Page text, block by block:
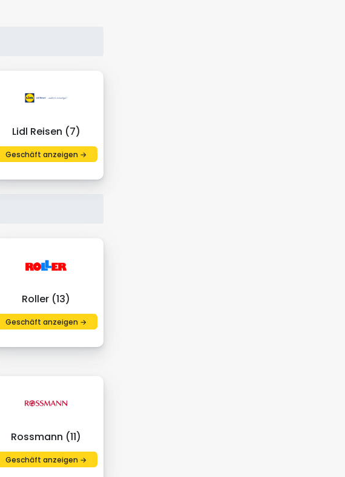
Lidl Reisen (7)
Geschäft anzeigen →
Roller (13)
Geschäft anzeigen →
Rossmann (11)
Geschäft anzeigen →